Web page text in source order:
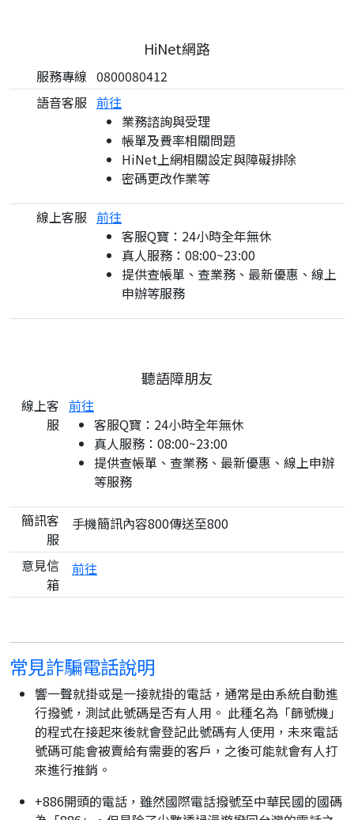
HiNet網路
服務專線 0800080412
語音客服 前往
業務諮詢與受理
帳單及費率相關問題
HiNet上網相關設定與障礙排除
密碼更改作業等
線上客服 前往
客服Q寶：24小時全年無休
真人服務：08:00~23:00
提供查帳單、查業務、最新優惠、線上
申辦等服務
聽語障朋友
線上客
服
前往
客服Q寶：24小時全年無休
真人服務：08:00~23:00
提供查帳單、查業務、最新優惠、線上申辦
等服務
簡訊客
服
手機簡訊內容800傳送至800
意見信
箱
前往
常見詐騙電話說明
響一聲就掛或是一接就掛的電話，通常是由系統自動進
行撥號，測試此號碼是否有人用。 此種名為「篩號機」
的程式在接起來後就會登記此號碼有人使用，未來電話
號碼可能會被賣給有需要的客戶，之後可能就會有人打
來進行推銷。
+886開頭的電話，雖然國際電話撥號至中華民國的國碼